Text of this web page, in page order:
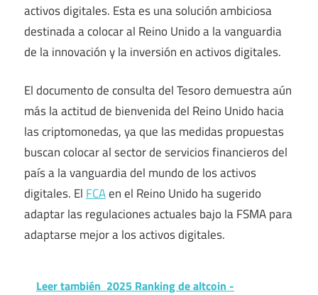
activos digitales. Esta es una solución ambiciosa
destinada a colocar al Reino Unido a la vanguardia
de la innovación y la inversión en activos digitales.
El documento de consulta del Tesoro demuestra aún
más la actitud de bienvenida del Reino Unido hacia
las criptomonedas, ya que las medidas propuestas
buscan colocar al sector de servicios financieros del
país a la vanguardia del mundo de los activos
digitales. El FCAen el Reino Unido ha sugerido
adaptar las regulaciones actuales bajo la FSMA para
adaptarse mejor a los activos digitales.
Leer también 2025 Ranking de altcoin -